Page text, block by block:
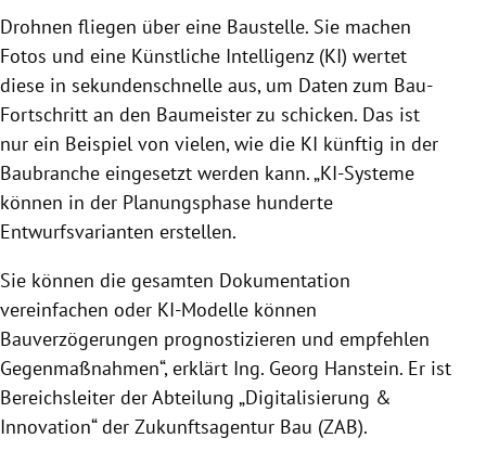
Untermenü
Untermenü
Drohnen fliegen über eine Baustelle. Sie machen
Fotos und eine Künstliche Intelligenz (KI) wertet
diese in sekundenschnelle aus, um Daten zum Bau-
Fortschritt an den Baumeister zu schicken. Das ist
nur ein Beispiel von vielen, wie die KI künftig in der
Baubranche eingesetzt werden kann. „KI-Systeme
können in der Planungsphase hunderte
Entwurfsvarianten erstellen.
Sie können die gesamten Dokumentation
vereinfachen oder KI-Modelle können
Bauverzögerungen prognostizieren und empfehlen
Gegenmaßnahmen“, erklärt Ing. Georg Hanstein. Er ist
Bereichsleiter der Abteilung „Digitalisierung &
Innovation“ der Zukunftsagentur Bau (ZAB).